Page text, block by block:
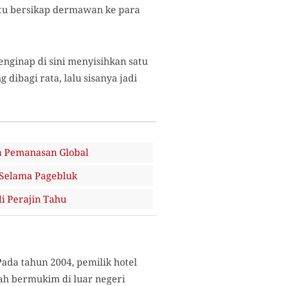
bersikap dermawan ke para
di sini menyisihkan satu
dibagi rata, lalu sisanya jadi
Pemanasan Global
Pagebluk
Perajin Tahu
tahun 2004, pemilik hotel
bermukim di luar negeri